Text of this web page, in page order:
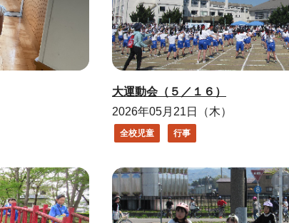
大運動会（５／１６）
2026年05月21日（木）
全校児童 行事